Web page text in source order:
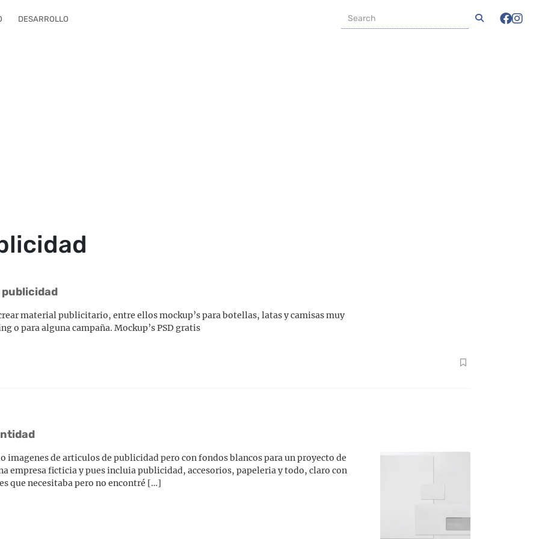
DESARROLLO
material publicitario, entre ellos mockup’s para botellas, latas y camisas muy
o para alguna campaña. Mockup’s PSD gratis
imagenes de articulos de publicidad pero con fondos blancos para un proyecto de
empresa ficticia y pues incluia publicidad, accesorios, papeleria y todo, claro con
que necesitaba pero no encontré […]